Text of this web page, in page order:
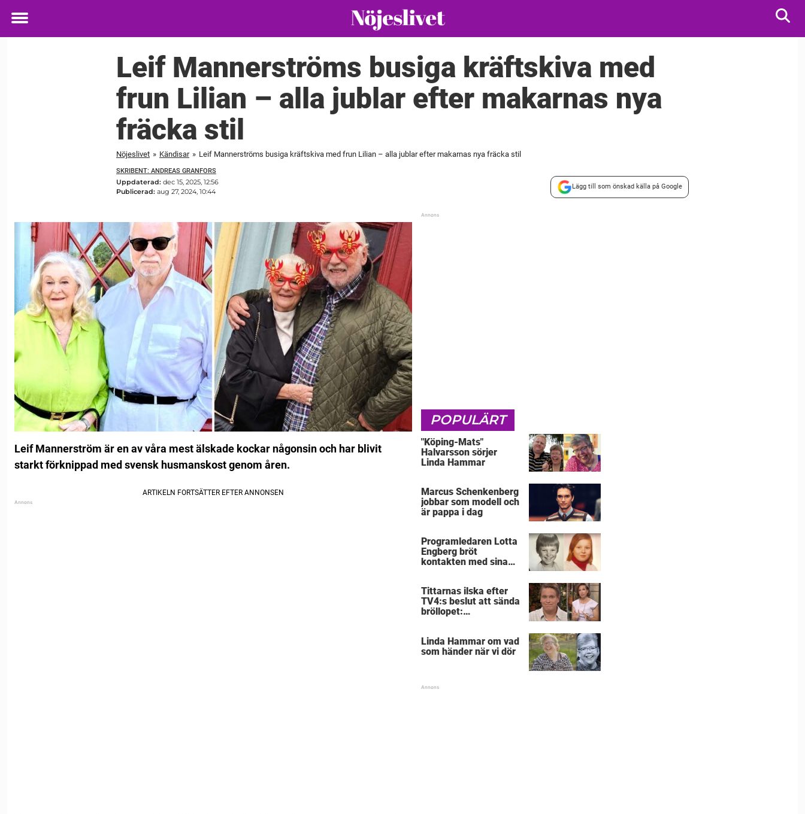
Toggle
Leif Mannerströms busiga kräftskiva med
frun Lilian – alla jublar efter makarnas nya
fräcka stil
Nöjeslivet » Kändisar » Leif Mannerströms busiga kräftskiva med frun Lilian – alla jublar efter makarnas nya fräcka stil
SKRIBENT: ANDREAS GRANFORS
Uppdaterad: dec 15, 2025, 12:56
Publicerad: aug 27, 2024, 10:44
Lägg till som önskad källa på Google
Leif Mannerström är en av våra mest älskade kockar någonsin och har blivit
starkt förknippad med svensk husmanskost genom åren.
POPULÄRT
"Köping-Mats"
Halvarsson sörjer
Linda Hammar
Marcus Schenkenberg
jobbar som modell och
är pappa i dag
Programledaren Lotta
Engberg bröt
kontakten med sina
Tittarnas ilska efter
TV4:s beslut att sända
bröllopet:
Linda Hammar om vad
som händer när vi dör